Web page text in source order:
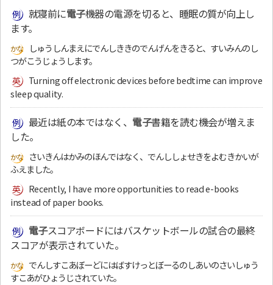
就寝前に電子機器の電源を切ると、睡眠の質が向上し
ます。
しゅうしんまえにでんしききのでんげんをきると、すいみんのし
つがこうじょうします。
Turning off electronic devices before bedtime can improve
sleep quality.
最近は紙の本ではなく、 電子書籍を読む機会が増えま
した。
さいきんはかみのほんではなく、でんししょせきをよむきかいが
ふえました。
Recently, I have more opportunities to read e-books
instead of paper books.
電子スコアボードにはバスケットボールの試合の最終
スコアが表示されていた。
でんしすこあぼーどにはばすけっとぼーるのしあいのさいしゅう
すこあがひょうじされていた。